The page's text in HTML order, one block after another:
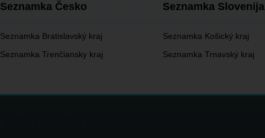
Seznamka Česko Seznamka Slovenija
Seznamka Bratislavský kraj Seznamka Košický kraj
Seznamka Trenčiansky kraj Seznamka Trnavský kraj